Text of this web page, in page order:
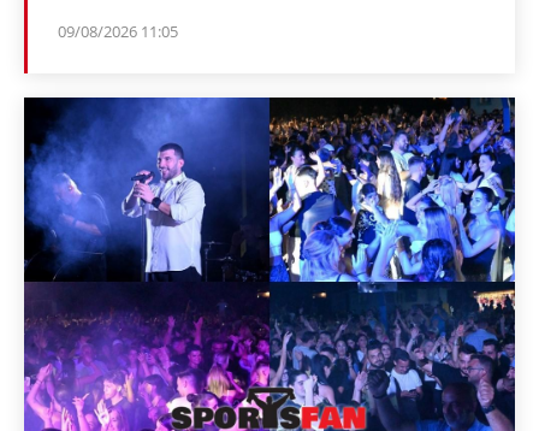
09/08/2026 11:05